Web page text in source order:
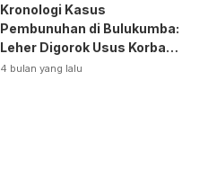
Kronologi Kasus
Pembunuhan di Bulukumba:
Leher Digorok Usus Korban
Dikeluarkan
4 bulan yang lalu